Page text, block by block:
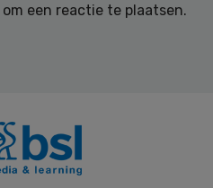
om een reactie te plaatsen.